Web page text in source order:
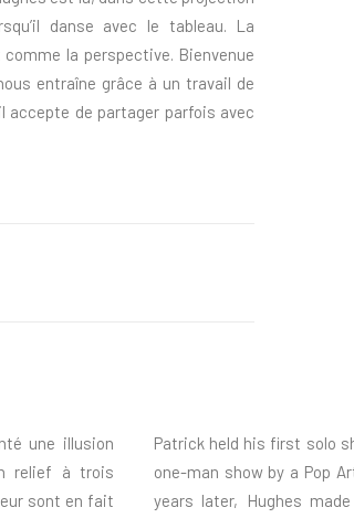
danse avec le tableau. La
la perspective. Bienvenue
entraîne grâce à un travail de
accepte de partager parfois avec
une illusion
relief à trois
sont en fait
Patrick held his first solo
one-man show by a Pop
years later, Hughes